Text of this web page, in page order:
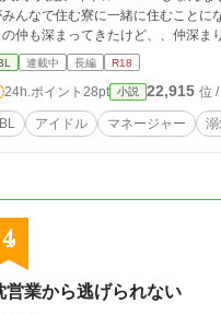
んなで住む寮に一緒に住むことに
連載中 長編 R18
24h.ポイント 28pt 小説 22,915 位
BL アイドル マネージャー
4
営業から逃げられない